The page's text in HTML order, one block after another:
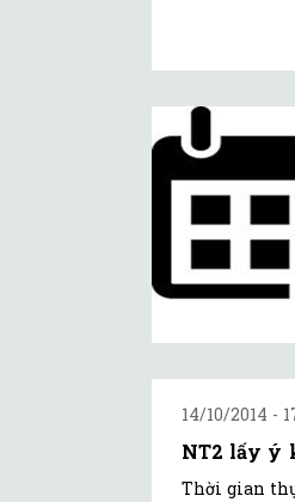
14/10/2014 -
NT2 lấy ý
Thời gian